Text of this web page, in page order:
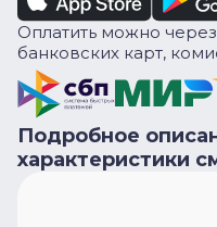
Оплатить можно
банковских карт,
Подробное
характеристики